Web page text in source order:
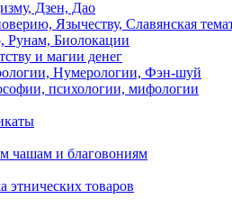
Дзен, Дао
Язычеству, Славянская
Рунам, Биолокации
и магии денег
Нумерологии, Фэн-шуй
психологии, мифологии
чашам и благовониям
этнических товаров